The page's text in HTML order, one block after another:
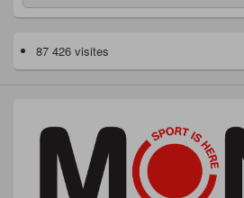
87 426 visites